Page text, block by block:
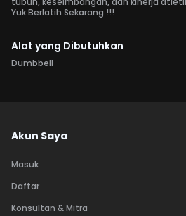
Yuk Berlatih Sekarang !!!
Alat yang Dibutuhkan
Dumbbell
Akun Saya
Masuk
Daftar
Konsultan & Mitra